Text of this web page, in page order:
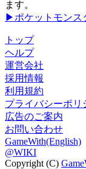
ます。
▶ポケットモンス
トップ
ヘルプ
運営会社
採用情報
利用規約
プライバシーポリ
広告のご案内
お問い合わせ
GameWith(English)
@WIKI
Copyright (C)